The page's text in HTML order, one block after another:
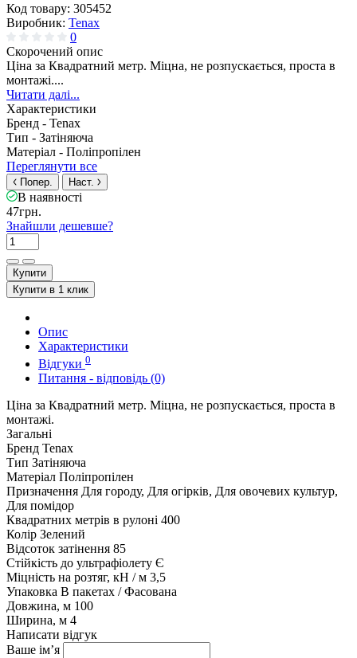
Код товару: 305452
Виробник: Tenax
0
Скорочений опис
Ціна за Квадратний метр. Міцна, не розпускається, проста в
монтажі....
Читати далі...
Характеристики
Бренд - Tenax
Тип - Затіняюча
Матеріал - Поліпропілен
Переглянути все
Попер. Наст.
В наявності
47грн.
Знайшли дешевше?
Купити
Купити в 1 клик
Опис
Характеристики
Відгуки 0
Питання - відповідь (0)
Ціна за Квадратний метр. Міцна, не розпускається, проста в
монтажі.
Загальні
Бренд Tenax
Тип Затіняюча
Матеріал Поліпропілен
Призначення Для городу, Для огірків, Для овочевих культур,
Для помідор
Квадратних метрів в рулоні 400
Колір Зелений
Відсоток затінення 85
Стійкість до ультрафіолету Є
Міцність на розтяг, кН / м 3,5
Упаковка В пакетах / Фасована
Довжина, м 100
Ширина, м 4
Написати відгук
Ваше ім’я